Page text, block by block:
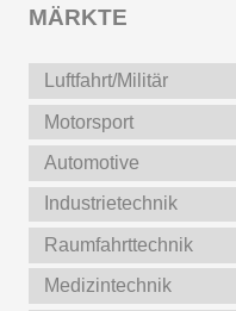
MÄRKTE
Luftfahrt/Militär
Motorsport
Automotive
Industrietechnik
Raumfahrttechnik
Medizintechnik